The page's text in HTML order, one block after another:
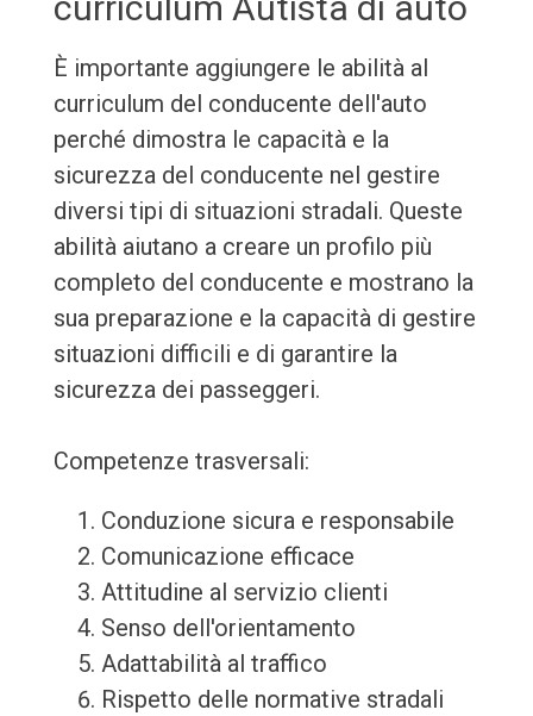
È importante aggiungere le abilità al
curriculum del conducente dell'auto
perché dimostra le capacità e la
sicurezza del conducente nel gestire
diversi tipi di situazioni stradali. Queste
abilità aiutano a creare un profilo più
completo del conducente e mostrano la
sua preparazione e la capacità di gestire
situazioni difficili e di garantire la
sicurezza dei passeggeri.
Competenze trasversali:
Conduzione sicura e responsabile
Comunicazione efficace
Attitudine al servizio clienti
Senso dell'orientamento
Adattabilità al traffico
Rispetto delle normative stradali